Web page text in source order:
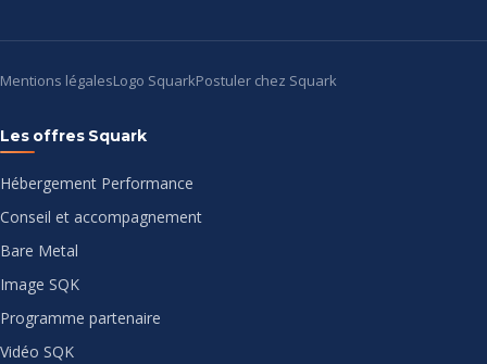
Mentions légalesLogo SquarkPostuler chez Squark
Les offres Squark
Hébergement Performance
Conseil et accompagnement
Bare Metal
Image SQK
Programme partenaire
Vidéo SQK